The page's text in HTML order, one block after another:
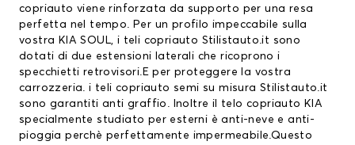
copriauto viene rinforzata da supporto per una resa
perfetta nel tempo. Per un profilo impeccabile sulla
vostra KIA SOUL, i teli copriauto Stilistauto.it sono
dotati di due estensioni laterali che ricoprono i
specchietti retrovisori.E per proteggere la vostra
carrozzeria. i teli copriauto semi su misura Stilistauto.it
sono garantiti anti graffio. Inoltre il telo copriauto KIA
specialmente studiato per esterni è anti-neve e anti-
pioggia perchè perfettamente impermeabile.Questo